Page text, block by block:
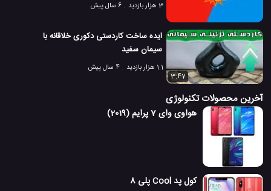
3 هزار بازدید 6 سال پیش
ایده ساخت کاردستی دکوری خلاقانه با
سیمان سفید
1.1 هزار بازدید
4 سال پیش
3:47
آخرین محصولات تکنولوژی
هواوی وای 7 پرایم (2019)
کول پد Cool پلی 8